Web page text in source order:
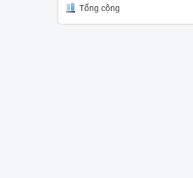
Tổng cộng